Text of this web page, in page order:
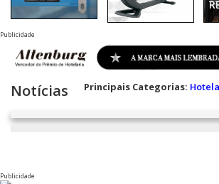
Publicidade
Notícias Principais Categorias:
Publicidade